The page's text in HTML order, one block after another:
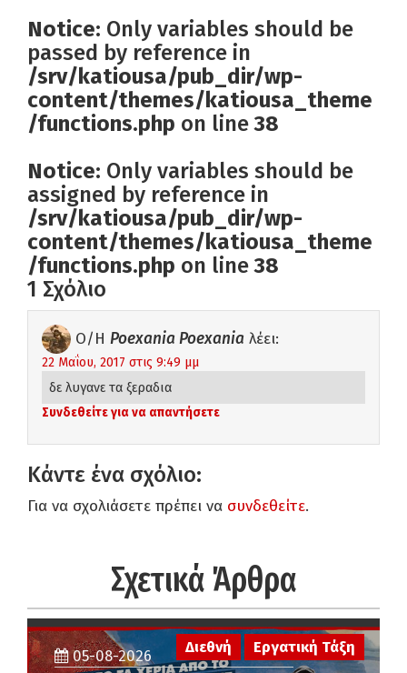
Notice: Only variables should be
passed by reference in
/srv/katiousa/pub_dir/wp-
content/themes/katiousa_theme
/functions.php on line38
Notice: Only variables should be
assigned by reference in
/srv/katiousa/pub_dir/wp-
content/themes/katiousa_theme
/functions.php on line38
1 Σχόλιο
Ο/Η Poexania Poexania λέει:
22 Μαΐου, 2017 στις 9:49 μμ
δε λυγανε τα ξεραδια
Συνδεθείτε για να απαντήσετε
Κάντε ένα σχόλιο:
Για να σχολιάσετε πρέπει να συνδεθείτε.
Σχετικά Άρθρα
Διεθνή Εργατική Τάξη
05-08-2026